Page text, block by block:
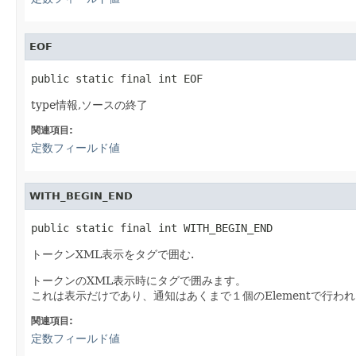
EOF
public static final int EOF
type情報,ソースの終了
関連項目:
定数フィールド値
WITH_BEGIN_END
public static final int WITH_BEGIN_END
トークンXML表示をタグで囲む.
トークンのXML表示時にタグで囲みます。
これは表示だけであり、通知はあくまで１個のElementで行わ
関連項目:
定数フィールド値